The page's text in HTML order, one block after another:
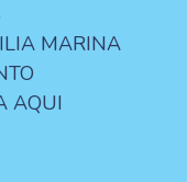
MARINA
AQUI